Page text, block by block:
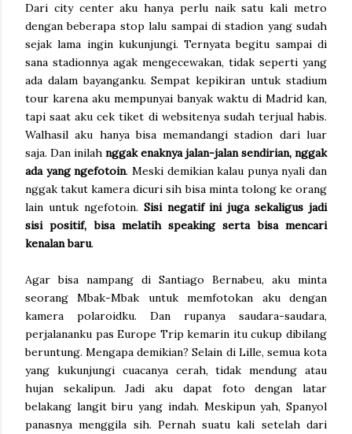
Dari city center aku hanya perlu naik satu kali metro
dengan beberapa stop lalu sampai di stadion yang sudah
sejak lama ingin kukunjungi. Ternyata begitu sampai di
sana stadionnya agak mengecewakan, tidak seperti yang
ada dalam bayanganku. Sempat kepikiran untuk stadium
tour karena aku mempunyai banyak waktu di Madrid kan,
tapi saat aku cek tiket di websitenya sudah terjual habis.
Walhasil aku hanya bisa memandangi stadion dari luar
saja. Dan inilah nggak enaknya jalan-jalan sendirian, nggak
ada yang ngefotoin. Meski demikian kalau punya nyali dan
nggak takut kamera dicuri sih bisa minta tolong ke orang
lain untuk ngefotoin. Sisi negatif ini juga sekaligus jadi
sisi positif, bisa melatih speaking serta bisa mencari
kenalan baru.
Agar bisa nampang di Santiago Bernabeu, aku minta
seorang Mbak-Mbak untuk memfotokan aku dengan
kamera polaroidku. Dan rupanya saudara-saudara,
perjalananku pas Europe Trip kemarin itu cukup dibilang
beruntung. Mengapa demikian? Selain di Lille, semua kota
yang kukunjungi cuacanya cerah, tidak mendung atau
hujan sekalipun. Jadi aku dapat foto dengan latar
belakang langit biru yang indah. Meskipun yah, Spanyol
panasnya menggila sih. Pernah suatu kali setelah dari